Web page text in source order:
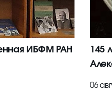
ИБФМ РАН
145
06